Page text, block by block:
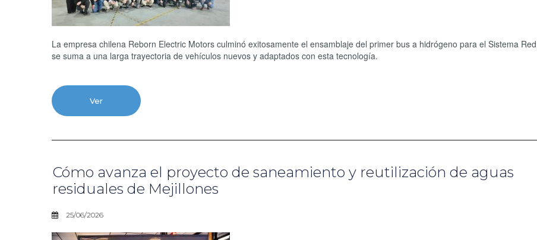
La empresa chilena Reborn Electric Motors culminó exitosamente el ensamblaje del primer bus a hidrógeno para el Sistema
se suma a una larga trayectoria de vehículos nuevos y adaptados con esta tecnología.
Ver
Cómo avanza el proyecto de saneamiento y reutilización de aguas
residuales de Mejillones
25/06/2026